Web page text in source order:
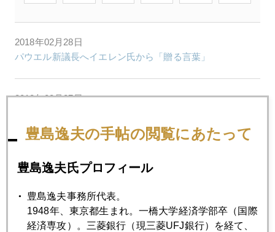
2018年02月28日
パウエル新議長へイエレン氏から「贈る言葉」
2018年02月27日
投資目線で見るカーリングと菜那選手
2018年02月26日
「横並び投資」の危うさ
豊島逸夫の手帖の閲覧にあたって
豊島逸夫氏プロフィール
豊島逸夫事務所代表。
1948年、東京都生まれ。一橋大学経済学部卒（国際
経済専攻）。三菱銀行（現三菱UFJ銀行）を経て、